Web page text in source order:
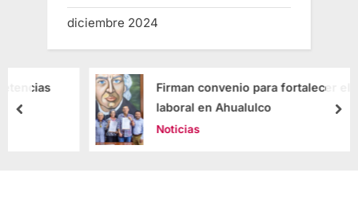
diciembre 2024
Firman convenio para fortalecer el desarrollo
laboral en Ahualulco
Noticias